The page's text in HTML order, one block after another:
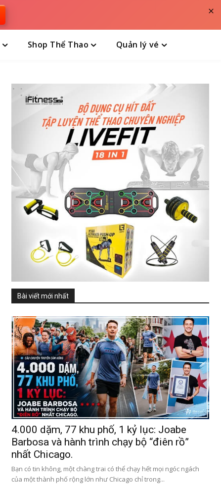
×
Shop Thể Thao Quản lý vé
Bài viết mới nhất
4.000 dặm, 77 khu phố, 1 kỷ lục: Joabe
Barbosa và hành trình chạy bộ “điên rồ”
nhất Chicago.
Bạn có tin không, một chàng trai có thể chạy hết mọi ngóc ngách
của một thành phố rộng lớn như Chicago chỉ trong...